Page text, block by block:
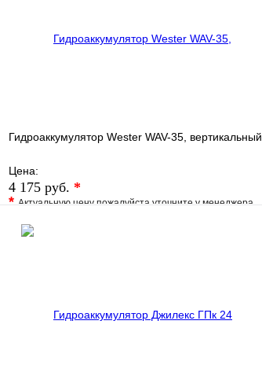
Гидроаккумулятор Wester WAV-35, вертикальный
Цена:
4 175 руб. *
*Актуальную цену пожалуйста уточните у менеджера
В избранное